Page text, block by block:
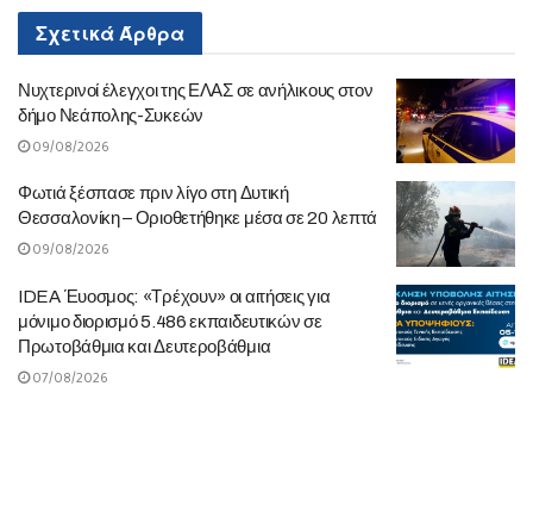
Σχετικά Άρθρα
Νυχτερινοί έλεγχοι της ΕΛΑΣ σε ανήλικους στον
δήμο Νεάπολης-Συκεών
09/08/2026
Φωτιά ξέσπασε πριν λίγο στη Δυτική
Θεσσαλονίκη – Οριοθετήθηκε μέσα σε 20 λεπτά
09/08/2026
IDEA Έυοσμος: «Τρέχουν» οι αιτήσεις για
μόνιμο διορισμό 5.486 εκπαιδευτικών σε
Πρωτοβάθμια και Δευτεροβάθμια
07/08/2026